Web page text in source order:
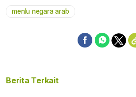
menlu negara arab
Berita Terkait